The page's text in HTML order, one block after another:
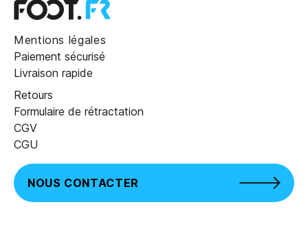
Mentions légales
Paiement sécurisé
Livraison rapide
Retours
Formulaire de rétractation
CGV
CGU
NOUS CONTACTER